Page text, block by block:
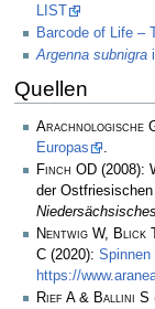
LIST
Barcode of Life –
Argenna subnigra
Quellen
Arachnologische
Europas
Finch OD (2008):
der
Nentwig W, Blick
C (2020): Spinnen
https://
Rief A & Ballini S